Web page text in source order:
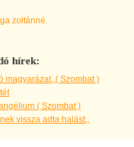
zoltánné.
hírek:
magyarázat,,( Szombat )
( Szombat )
vissza adta halást,,